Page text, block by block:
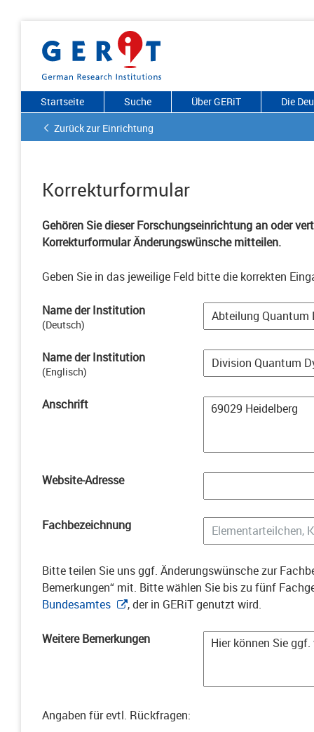
Startseite Suche Über GERiT
Die
Zurück zur Einrichtung
Korrekturformular
Gehören Sie dieser Forschungseinrichtung an oder
Korrekturformular Änderungswünsche mitteilen.
Geben Sie in das jeweilige Feld bitte die korrekten
Name der Institution
(Deutsch)
Name der Institution
(Englisch)
Anschrift
Website-Adresse
Fachbezeichnung
Bitte teilen Sie uns ggf. Änderungswünsche zur
Bemerkungen“ mit. Bitte wählen Sie bis zu fünf
Bundesamtes
, der in GERiT genutzt wird.
Weitere Bemerkungen
Angaben für evtl. Rückfragen: